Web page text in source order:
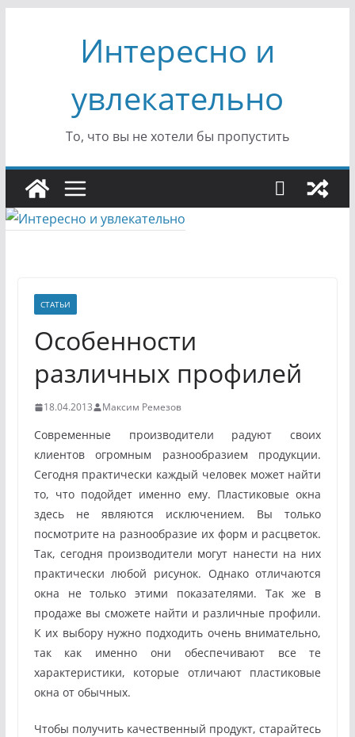
содержимомуИнтересно и
увлекательно
То, что вы не хотели бы пропустить
СТАТЬИ
Особенности
различных профилей
18.04.2013 Максим Ремезов
Современные производители радуют своих
клиентов огромным разнообразием продукции.
Сегодня практически каждый человек может найти
то, что подойдет именно ему. Пластиковые окна
здесь не являются исключением. Вы только
посмотрите на разнообразие их форм и расцветок.
Так, сегодня производители могут нанести на них
практически любой рисунок. Однако отличаются
окна не только этими показателями. Так же в
продаже вы сможете найти и различные профили.
К их выбору нужно подходить очень внимательно,
так как именно они обеспечивают все те
характеристики, которые отличают пластиковые
окна от обычных.
Чтобы получить качественный продукт, старайтесь